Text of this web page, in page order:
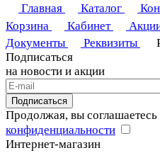
Главная
Каталог
Корзина
Кабинет
Документы
Реквизиты
Подписаться
на новости и акции
Подписаться
Продолжая, вы соглашаетесь
конфиденциальности
Интернет-магазин